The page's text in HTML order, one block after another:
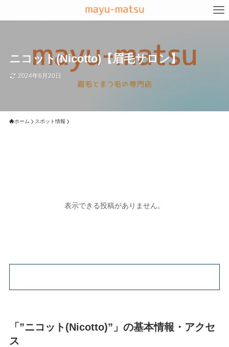
ニコット(Nicotto)【眉毛サロン】
2024年6月20日
ホーム スポット情報
「”ニコット(Nicotto)”」の基本情報・アクセ
ス